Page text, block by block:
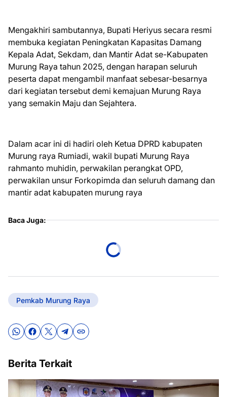
Mengakhiri sambutannya, Bupati Heriyus secara resmi
membuka kegiatan Peningkatan Kapasitas Damang
Kepala Adat, Sekdam, dan Mantir Adat se-Kabupaten
Murung Raya tahun 2025, dengan harapan seluruh
peserta dapat mengambil manfaat sebesar-besarnya
dari kegiatan tersebut demi kemajuan Murung Raya
yang semakin Maju dan Sejahtera.
Dalam acar ini di hadiri oleh Ketua DPRD kabupaten
Murung raya Rumiadi, wakil bupati Murung Raya
rahmanto muhidin, perwakilan perangkat OPD,
perwakilan unsur Forkopimda dan seluruh damang dan
mantir adat kabupaten murung raya
Baca Juga:
Pemkab Murung Raya
Berita Terkait